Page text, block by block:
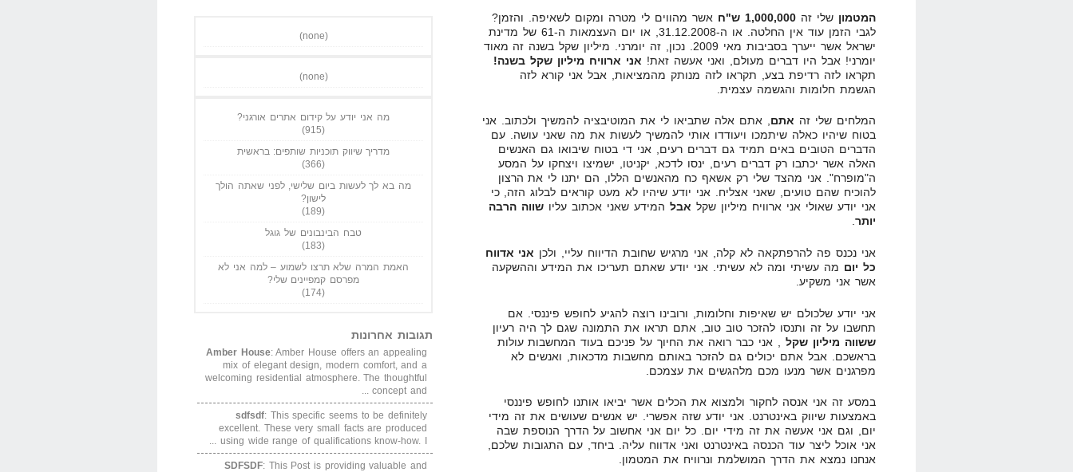
המטמון שלי זה 1,000,000 ש"ח
אשר מהווים לי מטרה ומקום לשאיפה. והזמן?
לגבי הזמן עוד אין החלטה. או ה-31.12.2008, או יום העצמאות ה-61 של מדינת
ישראל אשר ייערך בסביבות מאי 2009. נכון, זה יומרני. מיליון שקל בשנה זה מאוד
יומרני! אבל היו דברים מעולם, ואני אעשה זאת! אני ארוויח מיליון שקל בשנה!
תקראו לזה רדיפת בצע, תקראו לזה מנותק מהמציאות, אבל אני קורא לזה
הגשמת חלומות והגשמה עצמית.
המלחים שלי זה אתם, אתם אלה שתביאו לי את המוטיבציה להמשיך ולכתוב. אני
בטוח שיהיו כאלה שיתמכו ויעודדו אותי להמשיך לעשות את מה שאני עושה. עם
הדברים הטובים באים תמיד גם דברים רעים, אני די בטוח שיבואו גם האנשים
האלה אשר יכתבו רק דברים רעים, ינסו לדכא, יקניטו, ישמיצו ויצחקו על המסע
ה"מופרח". אני מהצד שלי רק אשאף כח מהאנשים הללו, הם יתנו לי את הרצון
להוכיח שהם טועים, שאני אצליח. אני יודע שיהיו לא מעט קוראים לבלוג הזה, כי
אני יודע שאולי אני ארוויח מיליון שקל אבלהמידע שאני אכתוב עליו שווה הרבה
יותר.
אני נכנס פה להרפתקאה לא קלה, אני מרגיש שחובת הדיווח עליי, ולכן אני אדווח
כל יום מה עשיתי ומה לא עשיתי. אני יודע שאתם תעריכו את המידע וההשקעה
אשר אני משקיע.
אני יודע שלכולם יש שאיפות וחלומות, ורובינו רוצה להגיע לחופש פיננסי. אם
תחשבו על זה ותנסו להזכר טוב טוב, אתם תראו את התמונה שגם לך היה רעיון
ששווה מיליון שקל, אני כבר רואה את החיוך על פניכם בעוד המחשבות עולות
בראשכם. אבל אתם יכולים גם להזכר באותם מחשבות מדכאות, ואנשים לא
מפרגנים אשר מנעו מכם מלהגשים את עצמכם.
במסע זה אני אנסה לחקור ולמצוא את הכלים אשר יביאו אותנו לחופש פיננסי
באמצעות שיווק באינטרנט. אני יודע שזה אפשרי. יש אנשים שעושים את זה מידי
יום, וגם אני אעשה את זה מידי יום. כל יום אני אחשוב על הדרך הנוספת שבה
אני אוכל ליצר עוד הכנסה באינטרנט ואני אדווח עליה. ביחד, עם התגובות שלכם,
אנחנו נמצא את הדרך המושלמת ונרוויח את המטמון.
(none)
(none)
מה אני יודע על קידום אתרים אורגני?
(915)
מדריך שיווק תוכניות שותפים: בראשית
(366)
מה בא לך לעשות ביום שלישי, לפני שאתה הולך
לישון?
(189)
טבח הבינבונים של גוגל
(183)
האמת המרה שלא תרצו לשמוע – למה אני לא
מפרסם קמפיינים שלי?
(174)
תגובות אחרונות
Amber House: Amber House offers an appealing
mix of elegant design, modern comfort, and a
welcoming residential atmosphere. The thoughtful
concept and ...
sdfsdf: This specific seems to be definitely
excellent. These very small facts are produced
using wide range of qualifications know-how. I ...
SDFSDF: This Post is providing valuable and